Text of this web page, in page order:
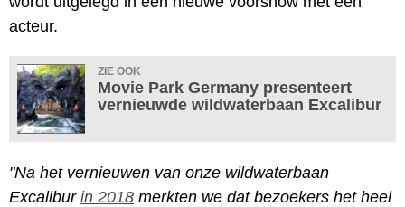
acteur.
ZIE OOK
Movie Park Germany presenteert
vernieuwde wildwaterbaan Excalibur
"Na het vernieuwen van onze wildwaterbaan
Excalibur in 2018 merkten we dat bezoekers het heel